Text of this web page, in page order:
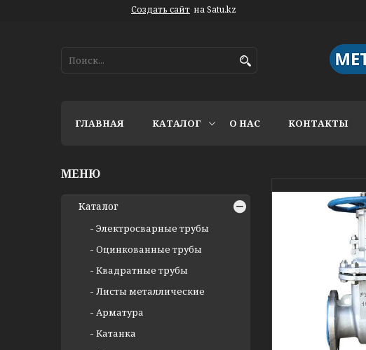
Создать сайт на Satu.kz
ГЛАВНАЯ КАТАЛОГ О НАС КОНТАКТЫ
Каталог
Электросварные трубы
Оцинкованные трубы
Квадратные трубы
Листы металлические
Арматура
Катанка